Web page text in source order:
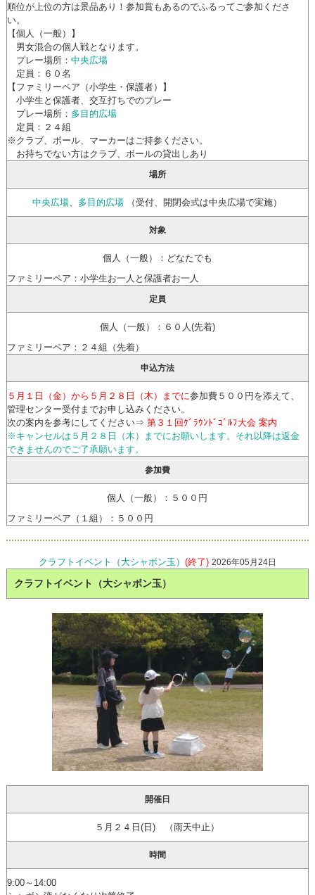
順位が上位の方は景品あり！参加賞もあるのでふるってご参加くださ
い。
【個人（一般）】
男女混合の個人戦となります。
プレー場所： 中央広場
定員：６０名
【ファミリーペア（小学生・保護者）】
小学生と保護者、交互打ちでのプレー
プレー場所： 多目的広場
定員：２４組
※クラブ、ボール、マーカーはご持参ください。
お持ちでない方はクラブ、ボールの貸出しあり
場所
中央広場 多目的広場 （受付、開閉会式は中央広場で実施）
対象
個人（一般）：どなたでも
ファミリーペア：小学生お一人と保護者お一人
定員
個人（一般）：６０人(先着)
ファミリーペア：２４組（先着）
申込方法
５月１日（金）から ５月２８日（木 ）までに参加費５００円を添えて、
管理センター受付までお申し込みください。
次の案内を参考にしてください⇒ 第３１回ｸﾞﾗｳﾝﾄﾞｺﾞﾙﾌ大会 案内
※キャンセルは５月２８日（木）までにお願いします。それ以降は返金
できませんのでご了承願います。
参加費
個人（一般）：５００円
ファミリーペア（１組）：５００円
クラフトイベント（大シャボン玉） (終了) 2026年05月24日
クラフトイベント（大シャボン玉）
開催日
５月２４日(日) （雨天中止）
時間
9:00～14:00